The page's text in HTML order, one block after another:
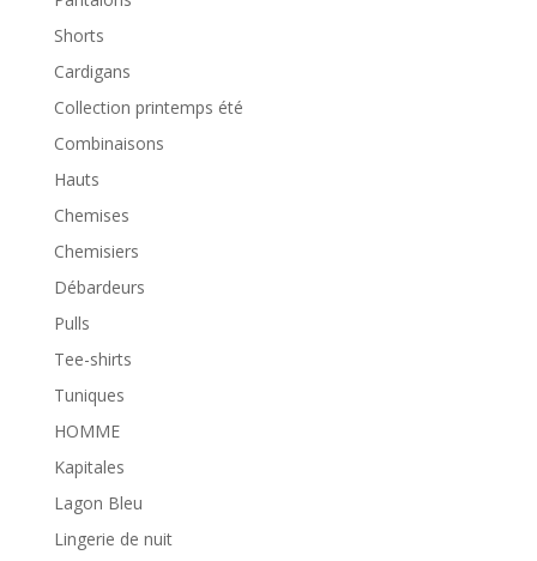
Shorts
Cardigans
Collection printemps été
Combinaisons
Hauts
Chemises
Chemisiers
Débardeurs
Pulls
Tee-shirts
Tuniques
HOMME
Kapitales
Lagon Bleu
Lingerie de nuit